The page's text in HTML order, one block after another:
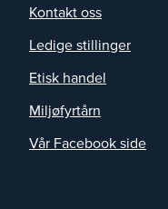
Kontakt oss
Ledige stillinger
Etisk handel
Miljøfyrtårn
Vår Facebook side